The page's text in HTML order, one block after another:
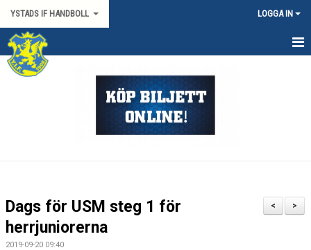
YSTADS IF HANDBOLL LOGGA IN
HEM
MATCHER
>
<
Dags för USM steg 1 för
herrjuniorerna
2019-09-20 09:40